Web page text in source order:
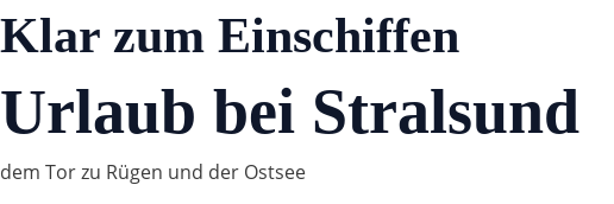
Klar zum Einschiffen
Urlaub bei Stralsund
dem Tor zu Rügen und der Ostsee